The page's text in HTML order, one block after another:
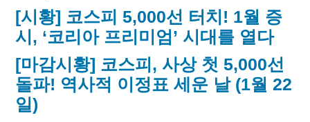
[시황] 코스피 5,000선 터치! 1월 증
시, ‘코리아 프리미엄’ 시대를 열다
[마감시황] 코스피, 사상 첫 5,000선
돌파! 역사적 이정표 세운 날 (1월 22
일)